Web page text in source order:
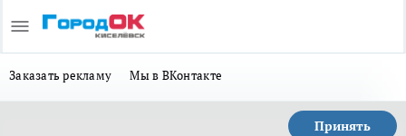
Заказать рекламу Мы в ВКонтакте
Принять